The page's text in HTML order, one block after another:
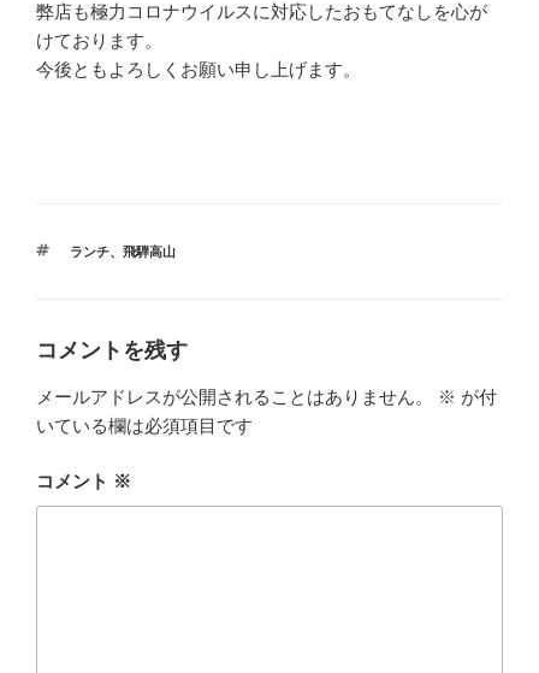
弊店も極力コロナウイルスに対応したおもてなしを心が
けております。
今後ともよろしくお願い申し上げます。
タ
ランチ、 飛騨高山
コメントを残す
メールアドレスが公開されることはありません。 ※ が付
いている欄は必須項目です
コメント ※